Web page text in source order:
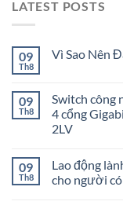
LATEST POSTS
09
Th8
Vì Sao Nên
09
Th8
Switch công
4 cổng
2LV
09
Th8
Lao động
cho người